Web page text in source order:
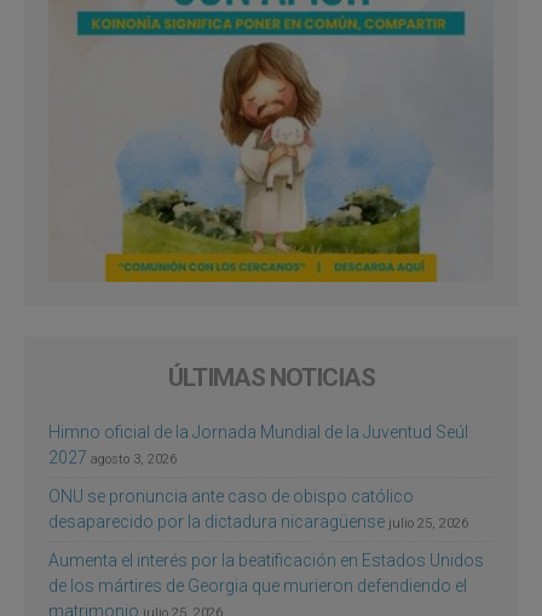
ÚLTIMAS NOTICIAS
Himno oficial de la Jornada Mundial de la Juventud Seúl
2027 agosto 3, 2026
ONU se pronuncia ante caso de obispo católico
desaparecido por la dictadura nicaragüense julio 25, 2026
Aumenta el interés por la beatificación en Estados Unidos
de los mártires de Georgia que murieron defendiendo el
matrimonio